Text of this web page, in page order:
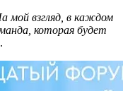
мой взгляд, в каждом
которая будет